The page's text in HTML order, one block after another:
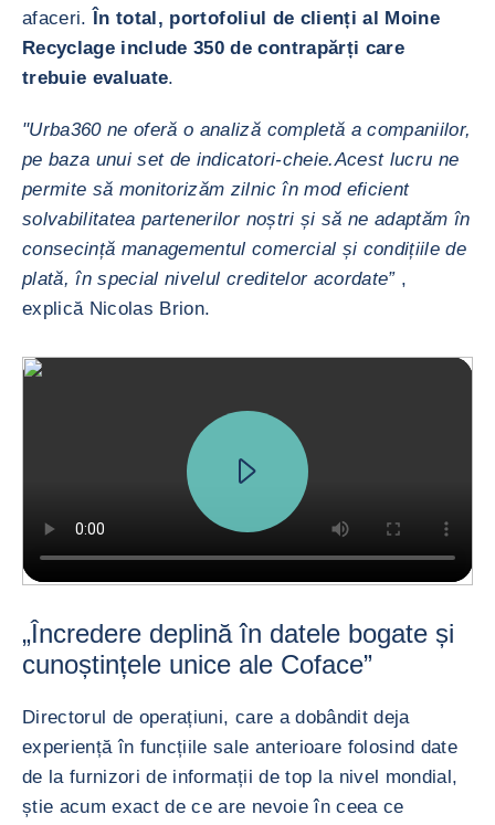
afaceri. În total, portofoliul de clienți al Moine
Recyclage include 350 de contrapărți care
trebuie evaluate.
"Urba360 ne oferă o analiză completă a companiilor,
pe baza unui set de indicatori-cheie.Acest lucru ne
permite să monitorizăm zilnic în mod eficient
solvabilitatea partenerilor noștri și să ne adaptăm în
consecință managementul comercial și condițiile de
plată, în special nivelul creditelor acordate” ,
explică Nicolas Brion.
„Încredere deplină în datele bogate și
cunoștințele unice ale Coface”
Directorul de operațiuni, care a dobândit deja
experiență în funcțiile sale anterioare folosind date
de la furnizori de informații de top la nivel mondial,
știe acum exact de ce are nevoie în ceea ce